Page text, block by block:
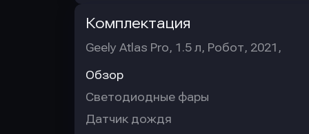
Комплектация
Geely Atlas Pro, 1.5 л, Робот, 2021,
Обзор
Светодиодные фары
Датчик дождя